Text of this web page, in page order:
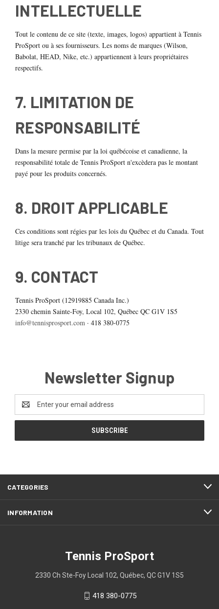
INTELLECTUELLE
Tout le contenu de ce site (texte, images, logos) appartient à Tennis
ProSport ou à ses fournisseurs. Les noms de marques (Wilson,
Babolat, HEAD, Nike, etc.) appartiennent à leurs propriétaires
respectifs.
7. LIMITATION DE
RESPONSABILITÉ
Dans la mesure permise par la loi québécoise et canadienne, la
responsabilité totale de Tennis ProSport n'excèdera pas le montant
payé pour les produits concernés.
8. DROIT APPLICABLE
Ces conditions sont régies par les lois du Québec et du Canada. Tout
litige sera tranché par les tribunaux de Québec.
9. CONTACT
Tennis ProSport (12919885 Canada Inc.)
2330 chemin Sainte-Foy, Local 102, Québec QC G1V 1S5
info@tennisprosport.com · 418 380-0775
Newsletter Signup
Address
CATEGORIES
INFORMATION
Tennis ProSport
2330 Ch Ste-Foy Local 102, Québec, QC G1V 1S5
418 380-0775